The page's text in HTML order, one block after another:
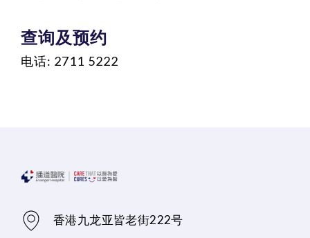
查询及预约
电话: 2711 5222
香港九龙亚皆老街222号